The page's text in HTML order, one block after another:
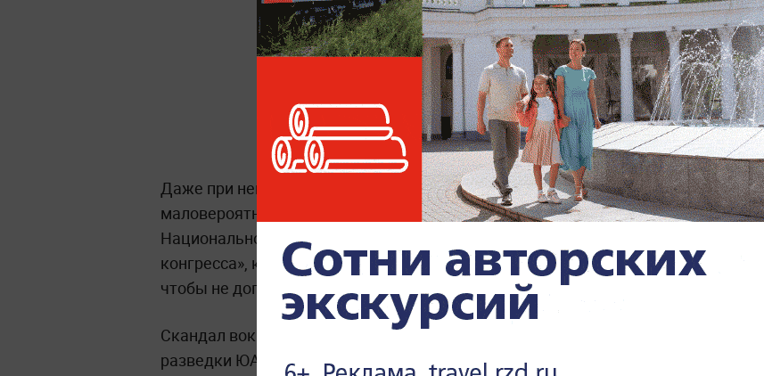
Даже при негативном для Рамафосы сценарии его отстранение
маловероятно. Для импичмента нужны голоса двух третей депутатов
Национального собрания, а у правящего «Африканского национального
конгресса», который возглавляет президент, достаточно мандатов,
чтобы не допустить такого исхода.
Скандал вокруг фермы «Фала-фала» начался в 2022 году. Бывший глава
разведки ЮАР Артур Фрейзер заявил, что Рамафоса якобы скрыл кражу